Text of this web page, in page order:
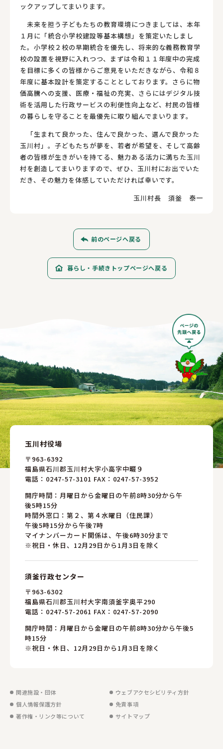
ックアップしてまいります。
未来を担う子どもたちの教育環境につきましては、本年
１月に「統合小学校建設等基本構想」を策定いたしまし
た。小学校２校の早期統合を優先し、将来的な義務教育学
校の設置を視野に入れつつ、まずは令和１１年度中の完成
を目標に多くの皆様からご意見をいただきながら、令和８
年度に基本設計を策定することとしております。さらに物
価高騰への支援、医療・福祉の充実、さらにはデジタル技
術を活用した行政サービスの利便性向上など、村民の皆様
の暮らしを守ることを最優先に取り組んでまいります。
「生まれて良かった、住んで良かった、選んで良かった
玉川村」。子どもたちが夢を、若者が希望を、そして高齢
者の皆様が生きがいを持てる、魅力ある活力に満ちた玉川
村を創造してまいりますので、ぜひ、玉川村にお出でいた
だき、その魅力を体感していただければ幸いです。
玉川村長 須釡 泰一
前のページへ戻る
暮らし・手続きトップページへ戻る
玉川村役場
〒963-6392
福島県石川郡玉川村大字小高字中畷９
電話： 0247-57-3101 FAX：0247-57-3952
開庁時間：月曜日から金曜日の午前8時30分から午
後5時15分
時間外窓口：第２、第４水曜日（住民課）
午後5時15分から午後7時
マイナンバーカード関係は、午後6時30分まで
※祝日・休日、12月29日から1月3日を除く
須釜行政センター
〒963-6302
福島県石川郡玉川村大字南須釜字奥平290
電話： 0247-57-2061 FAX：0247-57-2090
開庁時間：月曜日から金曜日の午前8時30分から午後5
時15分
※祝日・休日、12月29日から1月3日を除く
関連施設・団体
ウェブアクセシビリティ方針
個人情報保護方針
免責事項
著作権・リンク等について
サイトマップ